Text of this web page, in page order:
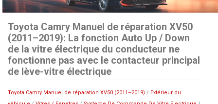
Toyota Camry Manuel de réparation XV50
(2011–2019): La fonction Auto Up / Down
de la vitre électrique du conducteur ne
fonctionne pas avec le contacteur principal
de lève-vitre électrique
Toyota Camry Manuel de réparation XV50 (2011–2019) / Extérieur du